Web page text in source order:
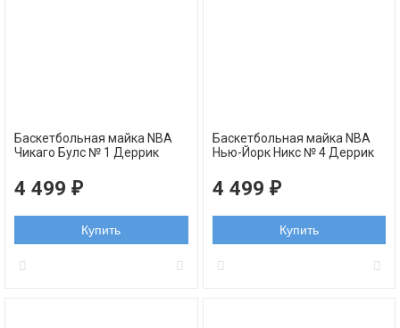
Баскетбольная майка NBA
Чикаго Булс № 1 Деррик
REV30
4 499 ₽
Купить
Баскетбольная майка NBA
Нью-Йорк Никс № 4 Деррик
4 499 ₽
Купить